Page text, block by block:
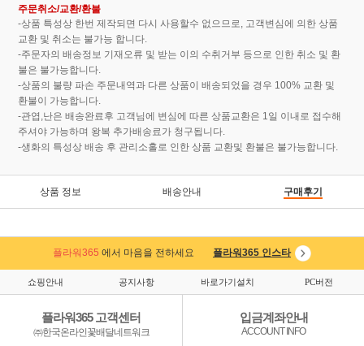
주문취소/교환/환불
-상품 특성상 한번 제작되면 다시 사용할수 없으므로, 고객변심에 의한 상품
교환 및 취소는 불가능 합니다.
-주문자의 배송정보 기재오류 및 받는 이의 수취거부 등으로 인한 취소 및 환
불은 불가능합니다.
-상품의 불량 파손 주문내역과 다른 상품이 배송되었을 경우 100% 교환 및
환불이 가능합니다.
-관엽,난은 배송완료후 고객님에 변심에 따른 상품교환은 1일 이내로 접수해
주셔야 가능하며 왕복 추가배송료가 청구됩니다.
-생화의 특성상 배송 후 관리소홀로 인한 상품 교환및 환불은 불가능합니다.
상품 정보 배송안내 구매후기
플라워365 에서 마음을 전하세요 플라워365 인스타
쇼핑안내 공지사항 바로가기설치 PC버전
플라워365 고객센터
㈜한국온라인꽃배달네트워크
입금계좌안내
ACCOUNT INFO